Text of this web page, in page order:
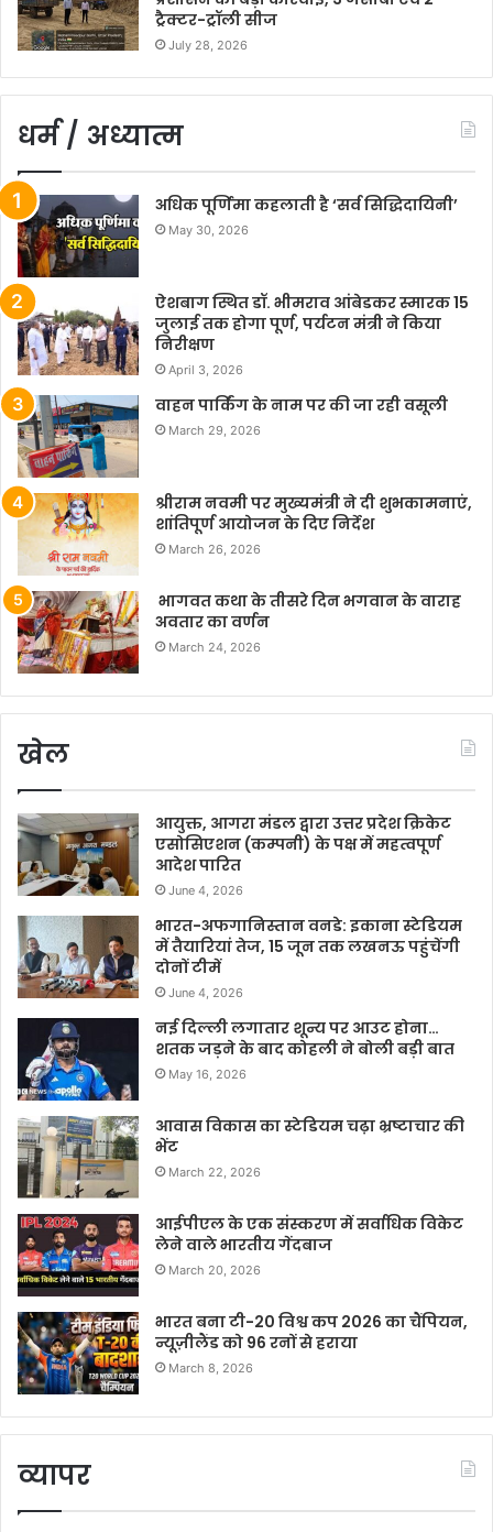
ट्रैक्टर-ट्रॉली सीज
July 28, 2026
धर्म / अध्यात्म
अधिक पूर्णिमा कहलाती है ‘सर्व सिद्धिदायिनी’
May 30, 2026
ऐशबाग स्थित डॉ. भीमराव आंबेडकर स्मारक 15
जुलाई तक होगा पूर्ण, पर्यटन मंत्री ने किया
निरीक्षण
April 3, 2026
वाहन पार्किंग के नाम पर की जा रही वसूली
March 29, 2026
श्रीराम नवमी पर मुख्यमंत्री ने दी शुभकामनाएं,
शांतिपूर्ण आयोजन के दिए निर्देश
March 26, 2026
भागवत कथा के तीसरे दिन भगवान के वाराह
अवतार का वर्णन
March 24, 2026
खेल
आयुक्त, आगरा मंडल द्वारा उत्तर प्रदेश क्रिकेट
एसोसिएशन (कम्पनी) के पक्ष में महत्वपूर्ण
आदेश पारित
June 4, 2026
भारत-अफगानिस्तान वनडे: इकाना स्टेडियम
में तैयारियां तेज, 15 जून तक लखनऊ पहुंचेंगी
दोनों टीमें
June 4, 2026
नई दिल्ली लगातार शून्य पर आउट होना…
शतक जड़ने के बाद कोहली ने बोली बड़ी बात
May 16, 2026
आवास विकास का स्टेडियम चढ़ा भ्रष्टाचार की
भेंट
March 22, 2026
आईपीएल के एक संस्करण में सर्वाधिक विकेट
लेने वाले भारतीय गेंदबाज
March 20, 2026
भारत बना टी-20 विश्व कप 2026 का चैंपियन,
न्यूज़ीलैंड को 96 रनों से हराया
March 8, 2026
व्यापर